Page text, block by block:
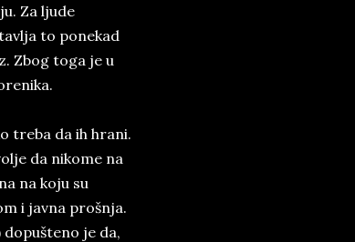
Za ljude
to ponekad
Zbog toga je u
treba da ih hrani.
da nikome na
na koju su
i javna prošnja.
je da,